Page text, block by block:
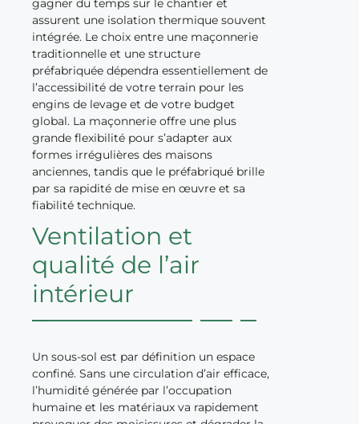
assurent une isolation thermique souvent
intégrée. Le choix entre une maçonnerie
traditionnelle et une structure
préfabriquée dépendra essentiellement de
l’accessibilité de votre terrain pour les
engins de levage et de votre budget
global. La maçonnerie offre une plus
grande flexibilité pour s’adapter aux
formes irrégulières des maisons
anciennes, tandis que le préfabriqué brille
par sa rapidité de mise en œuvre et sa
fiabilité technique.
Ventilation et
qualité de l’air
intérieur
Un sous-sol est par définition un espace
confiné. Sans une circulation d’air efficace,
l’humidité générée par l’occupation
humaine et les matériaux va rapidement